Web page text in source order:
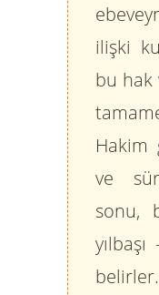
ilişki
bu hak
Hakim
ve
sonu,